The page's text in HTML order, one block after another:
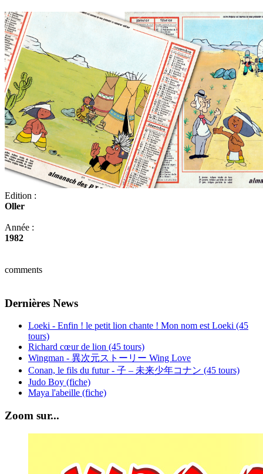
Edition :
Oller
Année :
1982
comments
Dernières News
Loeki - Enfin ! le petit lion chante ! Mon nom est Loeki (45
tours)
Richard cœur de lion (45 tours)
Wingman - 異次元ストーリー Wing Love
Conan, le fils du futur - 子 – 未来少年コナン (45 tours)
Judo Boy (fiche)
Maya l'abeille (fiche)
Zoom sur...